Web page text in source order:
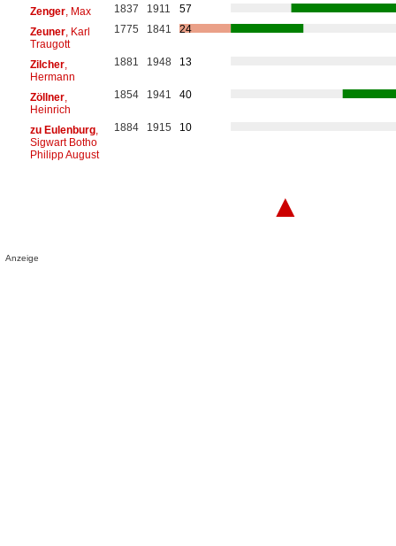
Zenger, Max 1837 1911
57
Zeuner, Karl
Traugott
1775 1841 24
Zilcher,
Hermann
1881 1948 13
Zöllner,
Heinrich
1854 1941 40
zu Eulenburg,
Sigwart Botho
Philipp August
1884 1915 10
▲
Anzeige